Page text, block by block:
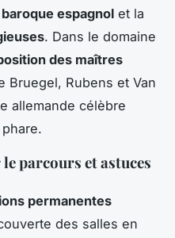
baroque espagnol et la
. Dans le domaine
des maîtres
Bruegel, Rubens et Van
allemande célèbre
parcours et astuces
permanentes
des salles en